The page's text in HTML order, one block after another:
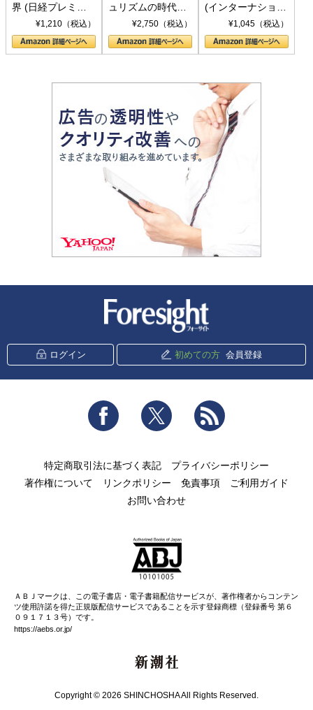
界 (日経プレミア
シリーズ)¥1,210（税込）
ュリズムの時代：
〈ヤヌス〉の二つ
の顔
¥2,750（税込）
(インターナショナ
ル新書)¥1,045（税込）
ログイン 初めての方 会員登録
Facebook Twitter
特定商取引法に基づく表記
プライバシーポリシー
著作権について
リンクポリシー 免責事項
ご利用ガイド
お問い合わせ
ＡＢＪマークは、この電子書店・電子書籍配信サービスが、著作権者からコンテン
ツ使用許諾を得た正規版配信サービスであることを示す登録商標（登録番号 第６
０９１７１３号）です。
https://aebs.or.jp/
Copyright © 2026 SHINCHOSHA All Rights Reserved.